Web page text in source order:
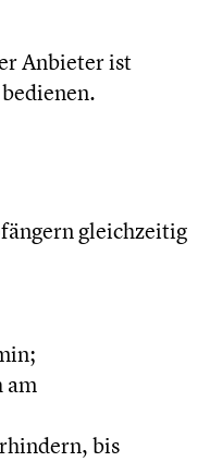
Anbieter ist
gleichzeitig
am
bis